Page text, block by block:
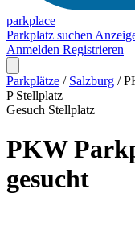
parkplace
Parkplatz suchen
Anmelden Registrieren
Parkplätze / Salzburg /
P Stellplatz
Gesuch Stellplatz
PKW
gesucht